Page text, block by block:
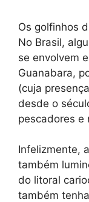
Os golfinhos
No Brasil,
se envolvem
Guanabara,
(cuja
desde o
pescadores e
Infelizmente,
também
do litoral
também